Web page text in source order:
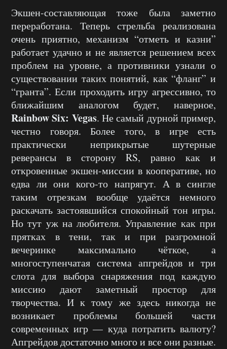
Экшен-составляющая тоже была заметно
переработана. Теперь стрельба реализована
очень приятно, механизм “отметь и казни”
работает удачно и не является решением всех
проблем на уровне, а противники узнали о
существовании таких понятий, как “фланг” и
“гранта”. Если проходить игру агрессивно, то
ближайшим аналогом будет, наверное,
Rainbow Six: Vegas. Не самый дурной пример,
честно говоря. Более того, в игре есть
практически неприкрытые шутерные
реверансы в сторону RS, равно как и
откровенные экшен-миссии в кооперативе, но
едва ли они кого-то напрягут. А в сингле
таким отрезкам вообще удаётся немного
раскачать застоявшийся спокойный тон игры.
Но тут уж на любителя. Управление как при
прятках в тени, так и при разгромной
вечеринке максимально чёткое, а
многоступенчатая система апгрейдов и три
слота для выбора снаряжения под каждую
миссию дают заметный простор для
творчества. И к тому же здесь никогда не
возникает проблемы большей части
современных игр — куда потратить валюту?
Апгрейдов достаточно много и все они разные.